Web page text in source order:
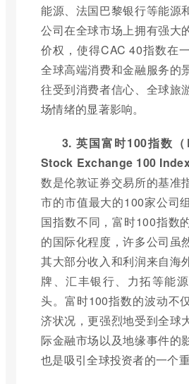
能源、法国巴黎银行等能源
公司在全球市场上拥有强大
价权，使得CAC 40指数在
全球高端消费和金融服务的
往受到消费者信心、全球旅
场情绪的显著影响。
3. 英国富时100指数
Stock Exchange 100 Index
数是伦敦证券交易所的基准
市的市值最大的100家公司
国指数不同，富时100指数
的国际化程度，许多公司虽
其大部分收入和利润来自海
牌、汇丰银行、力拓等能
头。富时100指数的波动不
济状况，更强烈地受到全球
际金融市场以及地缘事件的
也是吸引全球投资者的一个重